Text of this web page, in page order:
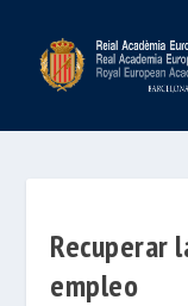
Recuperar
empleo